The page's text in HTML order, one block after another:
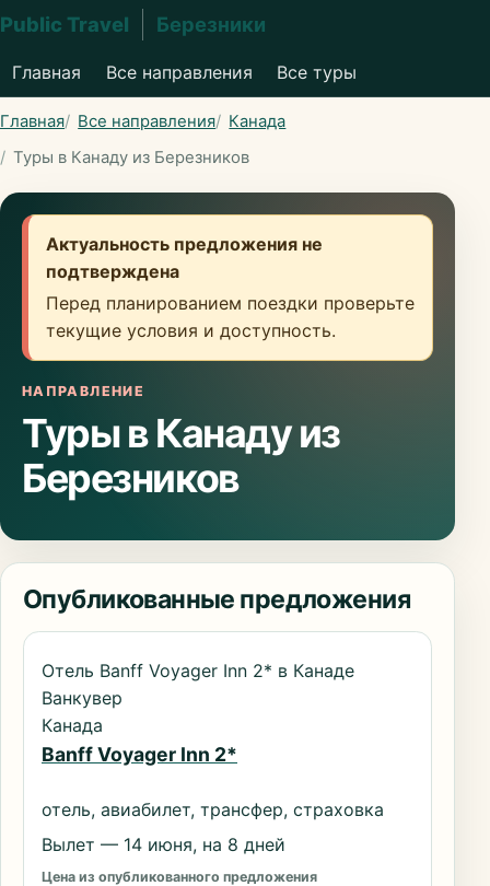
Public Travel Березники
Главная Все направления Все туры
Главная Все направления
Канада
Туры в Канаду из Березников
Актуальность предложения не
подтверждена
Перед планированием поездки проверьте
текущие условия и доступность.
НАПРАВЛЕНИЕ
Туры в Канаду из
Березников
Опубликованные предложения
Отель Banff Voyager Inn 2* в Канаде
Ванкувер
Канада
Banff Voyager Inn 2*
отель, авиабилет, трансфер, страховка
Вылет — 14 июня, на 8 дней
Цена из опубликованного предложения